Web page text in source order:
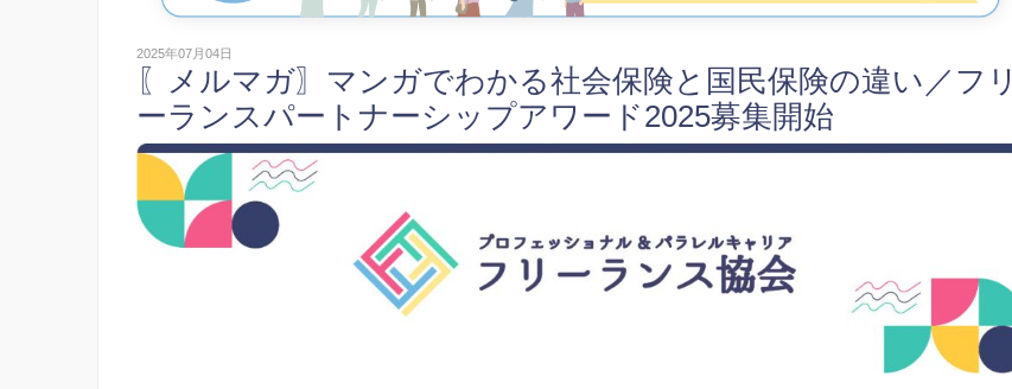
2025年07月04日
〖メルマガ〗マンガでわかる社会保険と国民保険の違い／フリ
ーランスパートナーシップアワード2025募集開始